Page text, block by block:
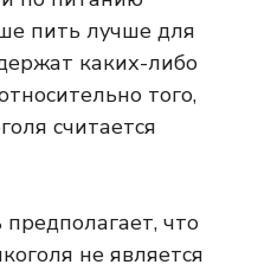
пить лучше для
каких-либо
того,
считается
предполагает, что
не является